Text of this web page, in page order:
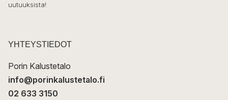
k
t
uutuuksista!
YHTEYSTIEDOT
Porin Kalustetalo
info@porinkalustetalo.fi
02 633 3150